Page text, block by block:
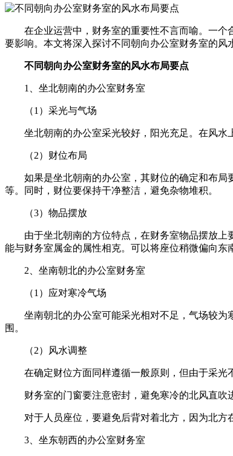
在企业运营中，财务室的重要性不言而喻。一
要影响。本文将深入探讨不同朝向办公室财务室的风
不同朝向办公室财务室的风水布局要点
1、坐北朝南的办公室财务室
（1）采光与气场
坐北朝南的办公室采光较好，阳光充足。在风水
（2）财位布局
如果是坐北朝南的办公室，其财位的确定和布
等。同时，财位要保持干净整洁，避免杂物堆积。
（3）物品摆放
由于坐北朝南的方位特点，在财务室物品摆放
能与财务室属金的属性相克。可以将座位稍微偏向东
2、坐南朝北的办公室财务室
（1）应对寒冷气场
坐南朝北的办公室可能采光相对不足，气场较
围。
（2）风水调整
在确定财位方面同样遵循一般原则，但由于采光
财务室的门窗要注意密封，避免寒冷的北风直吹
对于人员座位，要避免后背对着北方，因为北方
3、坐东朝西的办公室财务室